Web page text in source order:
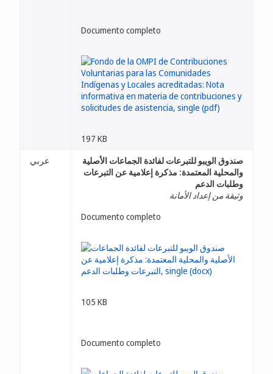
Documento completo
197 KB
عربي
صندوق الويبو للتبرعات لفائدة الجماعات الأصلية
والمحلية المعتمدة: مذكرة إعلامية عن التبرعات
وطلبات الدعم
وثيقة من إعداد الأمانة
Documento completo
105 KB
Documento completo